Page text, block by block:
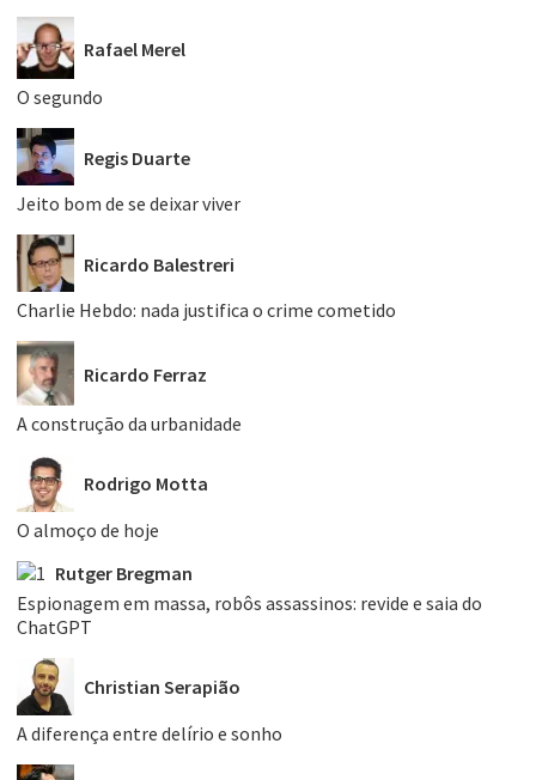
Rafael Merel
O segundo
Regis Duarte
Jeito bom de se deixar viver
Ricardo Balestreri
Charlie Hebdo: nada justifica o crime cometido
Ricardo Ferraz
A construção da urbanidade
Rodrigo Motta
O almoço de hoje
Rutger Bregman
Espionagem em massa, robôs assassinos: revide e saia do
ChatGPT
Christian Serapião
A diferença entre delírio e sonho